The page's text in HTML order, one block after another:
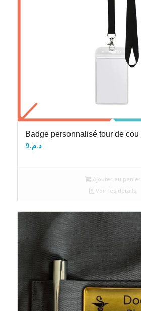
Badge personnalisé tour de cou
د.م.9
Ajouter au panier
Voir les détails